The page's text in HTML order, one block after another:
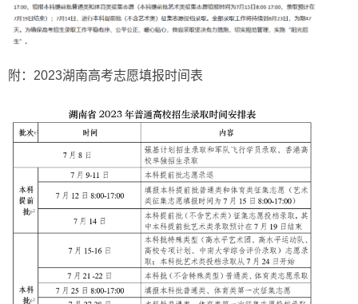
附：2023湖南高考志愿填报时间表